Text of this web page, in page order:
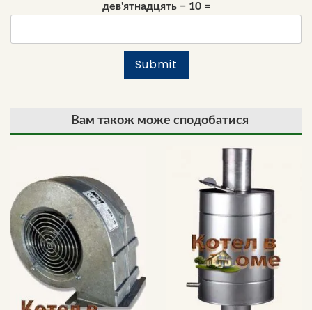
дев'ятнадцять − 10 =
Вам також може сподобатися